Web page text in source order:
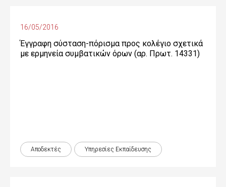
16/05/2016
Έγγραφη σύσταση-πόρισμα προς κολέγιο σχετικά
με ερμηνεία συμβατικών όρων (αρ. Πρωτ. 14331)
Αποδεκτές Υπηρεσίες Εκπαίδευσης